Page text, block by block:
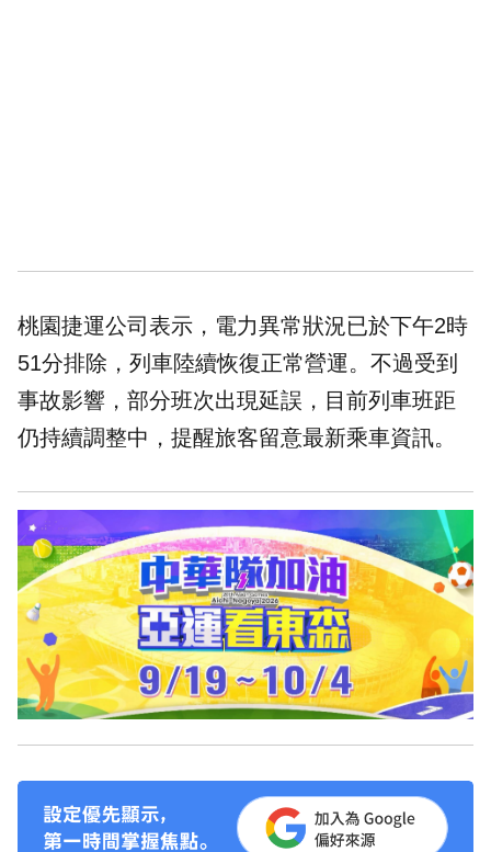
桃園捷運公司表示，電力異常狀況已於下午2時
51分排除，列車陸續恢復正常營運。不過受到
事故影響，部分班次出現延誤，目前列車班距
仍持續調整中，提醒旅客留意最新乘車資訊。